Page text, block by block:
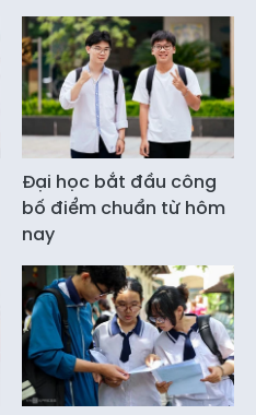
Đại học bắt đầu công
bố điểm chuẩn từ hôm
nay